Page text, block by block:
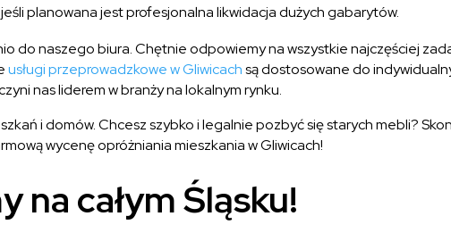
planowana jest profesjonalna likwidacja dużych gabarytów.
do naszego biura. Chętnie odpowiemy na wszystkie najczęściej
usługi przeprowadzkowe w Gliwicachsą dostosowane do
nas liderem w branży na lokalnym rynku.
i domów. Chcesz szybko i legalnie pozbyć się starych mebli?
wycenę opróżniania mieszkania w Gliwicach!
na całym Śląsku!